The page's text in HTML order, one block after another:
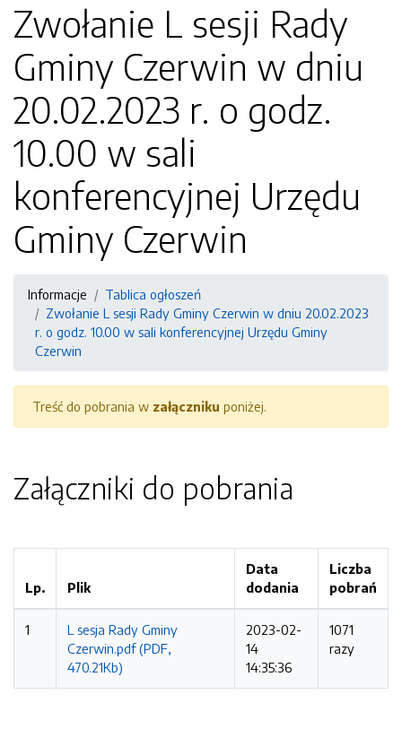
Zwołanie L sesji Rady
Gminy Czerwin w dniu
20.02.2023 r. o godz.
10.00 w sali
konferencyjnej Urzędu
Gminy Czerwin
Informacje
Tablica ogłoszeń
Zwołanie L sesji Rady Gminy Czerwin w dniu 20.02.2023
r. o godz. 10.00 w sali konferencyjnej Urzędu Gminy
Czerwin
Treść do pobrania w załączniku poniżej.
Załączniki do pobrania
Lp. Plik
Data
dodania
Liczba
pobrań
1
L sesja Rady Gminy
Czerwin.pdf (PDF,
470.21Kb)
2023-02-
14
14:35:36
1071
razy